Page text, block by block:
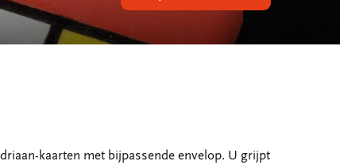
kaarten met bijpassende envelop. U grijpt